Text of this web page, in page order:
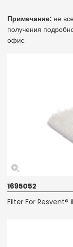
Примечание: не
получения
офис.
1695052
Filter For Resvent®